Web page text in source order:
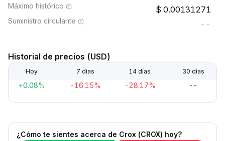
Máximo histórico 0.00131271
Suministro circulante --
Historial de precios (USD)
Hoy 7 días 14 días 30 días
+0.08% -16.15% -28.17% --
¿Cómo te sientes acerca de Crox (CROX) hoy?